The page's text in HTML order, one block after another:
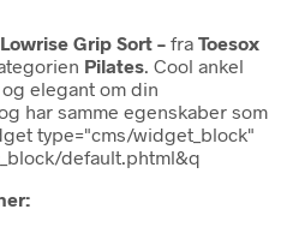
Grip Sort – fra Toesox
Pilates. Cool ankel
elegant om din
har samme egenskaber som
type="cms/widget_block"
default.phtml&q